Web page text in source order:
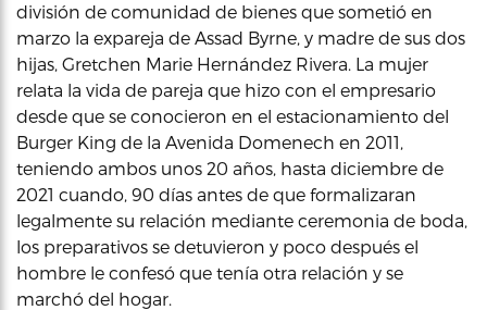
división de comunidad de bienes que sometió en
marzo la expareja de Assad Byrne, y madre de sus dos
hijas, Gretchen Marie Hernández Rivera. La mujer
relata la vida de pareja que hizo con el empresario
desde que se conocieron en el estacionamiento del
Burger King de la Avenida Domenech en 2011,
teniendo ambos unos 20 años, hasta diciembre de
2021 cuando, 90 días antes de que formalizaran
legalmente su relación mediante ceremonia de boda,
los preparativos se detuvieron y poco después el
hombre le confesó que tenía otra relación y se
marchó del hogar.